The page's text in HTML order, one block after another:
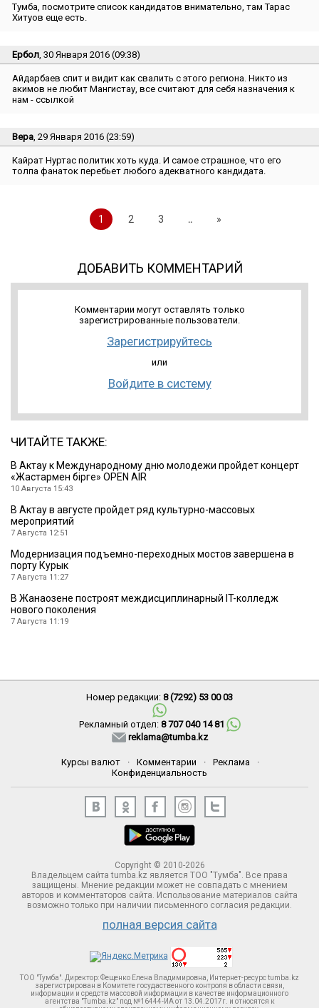
Тумба, посмотрите список кандидатов внимательно, там Тарас
Хитуов еще есть.
Ербол , 30 Января 2016 (09:38)
Айдарбаев спит и видит как свалить с этого региона. Никто из
акимов не любит Мангистау, все считают для себя назначения к
нам - ссылкой
Вера , 29 Января 2016 (23:59)
Кайрат Нуртас политик хоть куда. И самое страшное, что его
толпа фанаток перебьет любого адекватного кандидата.
1 2 3 .. »
ДОБАВИТЬ КОММЕНТАРИЙ
Комментарии могут оставлять только
зарегистрированные пользователи.
Зарегистрируйтесь
или
Войдите в систему
ЧИТАЙТЕ ТАКЖЕ:
В Актау к Международному дню молодежи пройдет концерт
«Жастармен бірге» OPEN AIR
10 Августа 15:43
В Актау в августе пройдет ряд культурно-массовых
мероприятий
7 Августа 12:51
Модернизация подъемно-переходных мостов завершена в
порту Курык
7 Августа 11:27
В Жанаозене построят междисциплинарный IT-колледж
нового поколения
7 Августа 11:19
Номер редакции: 8 (7292) 53 00 03
Рекламный отдел: 8 707 040 14 81
reklama@tumba.kz
Курсы валют · Комментарии · Реклама
·
Конфиденциальность
Copyright © 2010-2026
Владельцем сайта tumba.kz является ТОО "Тумба". Все права
защищены. Мнение редакции может не совпадать с мнением
авторов и комментаторов сайта. Использование материалов сайта
возможно только при наличии письменного согласия редакции.
полная версия сайта
ТОО "Тумба". Директор: Фещенко Елена Владимировна, Интернет-ресурс tumba.kz
зарегистрирован в Комитете госудаственного контроля в области связи,
информации и средств массовой информации в качестве информационного
агентства "Tumba.kz" под №16444-ИА от 13.04.2017г. и относятся к